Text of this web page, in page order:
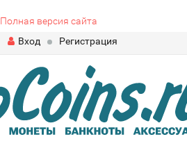
Полная версия сайта
Вход
Регистрация